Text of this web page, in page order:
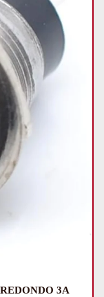
5VDC TIPO